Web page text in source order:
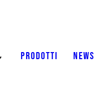
PRODOTTI NEWS